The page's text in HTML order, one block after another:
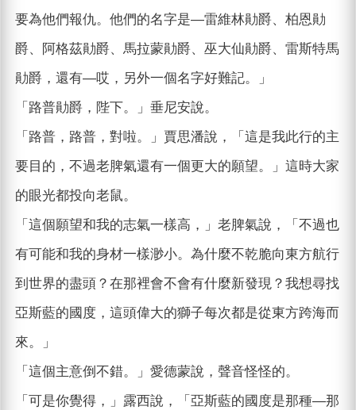
要為他們報仇。他們的名字是—雷維林勛爵、柏恩勛
爵、阿格茲勛爵、馬拉蒙勛爵、巫大仙勛爵、雷斯特馬
勛爵，還有—哎，另外一個名字好難記。」
「路普勛爵，陛下。」垂尼安說。
「路普，路普，對啦。」賈思潘說，「這是我此行的主
要目的，不過老脾氣還有一個更大的願望。」這時大家
的眼光都投向老鼠。
「這個願望和我的志氣一樣高，」老脾氣說，「不過也
有可能和我的身材一樣渺小。為什麼不乾脆向東方航行
到世界的盡頭？在那裡會不會有什麼新發現？我想尋找
亞斯藍的國度，這頭偉大的獅子每次都是從東方跨海而
來。」
「這個主意倒不錯。」愛德蒙說，聲音怪怪的。
「可是你覺得，」露西說，「亞斯藍的國度是那種—那